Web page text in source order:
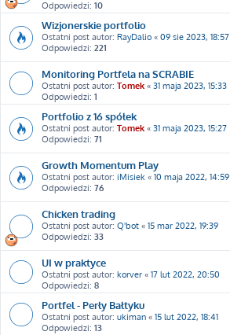
Odpowiedzi: 10
Wizjonerskie portfolio
Ostatni post autor: RayDalio « 09 sie 2023, 18:57
Odpowiedzi: 221
Monitoring Portfela na SCRABIE
Ostatni post autor: Tomek « 31 maja 2023, 15:33
Odpowiedzi: 1
Portfolio z 16 spółek
Ostatni post autor: Tomek « 31 maja 2023, 15:27
Odpowiedzi: 71
Growth Momentum Play
Ostatni post autor: iMisiek « 10 maja 2022, 14:59
Odpowiedzi: 76
Chicken trading
Ostatni post autor: Q'bot « 15 mar 2022, 19:39
Odpowiedzi: 33
UI w praktyce
Ostatni post autor: korver « 17 lut 2022, 20:50
Odpowiedzi: 8
Portfel - Perły Bałtyku
Ostatni post autor: ukiman « 15 lut 2022, 18:41
Odpowiedzi: 13